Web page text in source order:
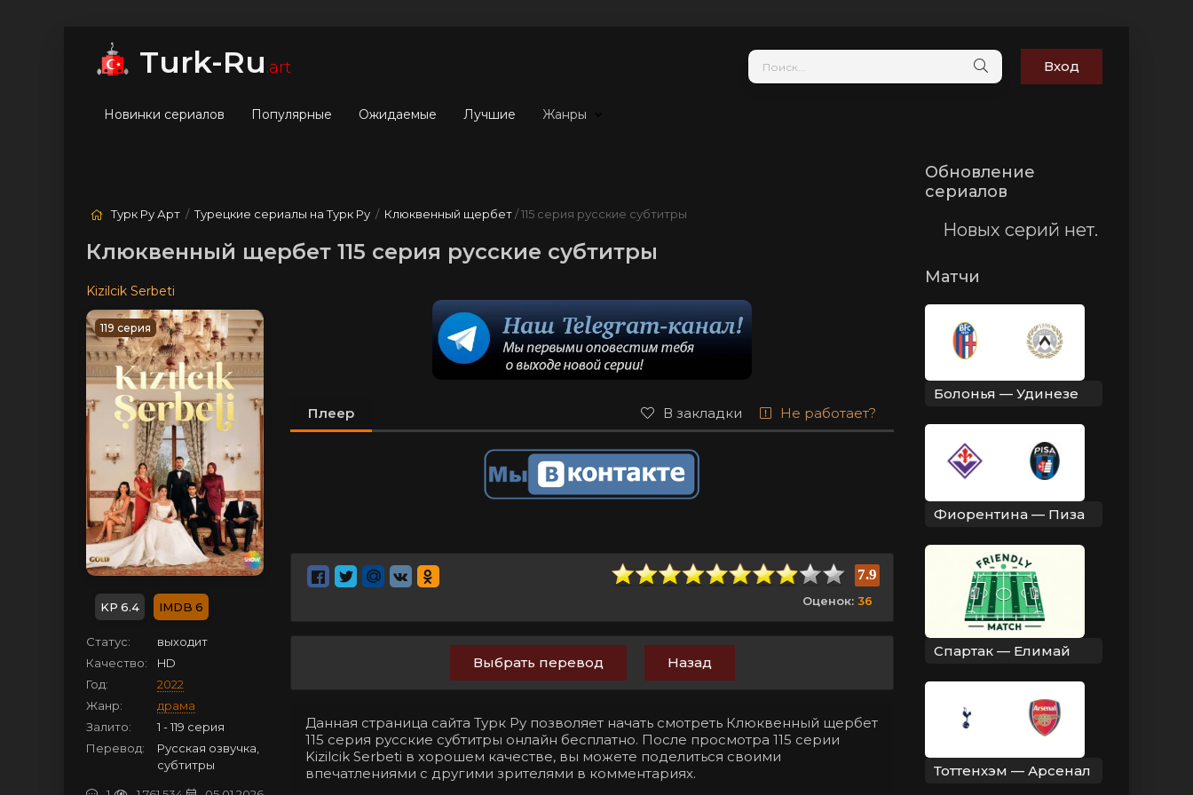
Turk-Ru.art Вход
Новинки сериалов Популярные Ожидаемые Лучшие Жанры
Турк Ру Арт /Турецкие сериалы на Турк Ру / Клюквенный щербет/ 115 серия русские субтитры
Клюквенный щербет 115 серия русские субтитры
Kizilcik Serbeti
119 серия
6.4 6
Статус:
выходит
Качество:
HD
Год:
2022
Жанр:
драма
Залито:
1 - 119 серия
Перевод:
Русская озвучка,
субтитры
Плеер В закладки Не работает?
7.9
Оценок: 36
Выбрать перевод Назад
Данная страница сайта Турк Ру позволяет начать смотреть Клюквенный щербет
115 серия русские субтитры онлайн бесплатно. После просмотра 115 серии
Kizilcik Serbeti в хорошем качестве, вы можете поделиться своими
впечатлениями с другими зрителями в комментариях.
Обновление
сериалов
Новых серий нет.
Матчи
Болонья — Удинезе
Фиорентина — Пиза
Спартак — Елимай
Тоттенхэм — Арсенал